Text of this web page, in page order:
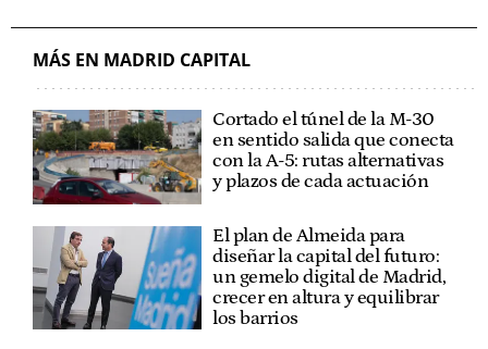
MÁS EN MADRID CAPITAL
Cortado el túnel de la M-30
en sentido salida que conecta
con la A-5: rutas alternativas
y plazos de cada actuación
El plan de Almeida para
diseñar la capital del futuro:
un gemelo digital de Madrid,
crecer en altura y equilibrar
los barrios